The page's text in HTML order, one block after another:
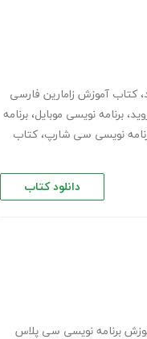
، کتاب آموزش زامارین فارسی
، برنامه نویسی موبایل، برنامه
نویسی سی شارپ، کتاب
دانلود کتاب
برنامه نویسی سی پلاس